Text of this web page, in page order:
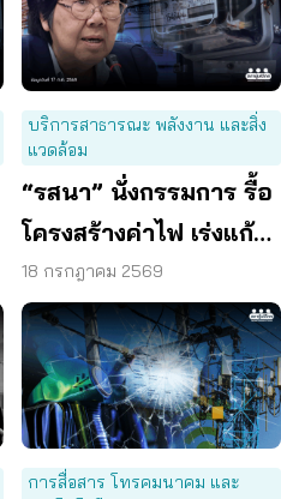
บริการสาธารณะ พลังงาน และสิ่ง
แวดล้อม
“รสนา” นั่งกรรมการ รื้อ
โครงสร้างค่าไฟ เร่งแก้
ต้นเหตุพลังงานแพง
18 กรกฎาคม 2569
การสื่อสาร โทรคมนาคม และ